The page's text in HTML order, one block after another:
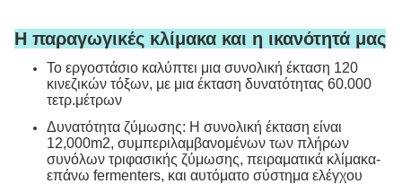
Η παραγωγικές κλίμακα και η ικανότητά μας
Το εργοστάσιο καλύπτει μια συνολική έκταση 120
κινεζικών τόξων, με μια έκταση δυνατότητας 60.000
τετρ.μέτρων
Δυνατότητα ζύμωσης: Η συνολική έκταση είναι
12,000m2, συμπεριλαμβανομένων των πλήρων
συνόλων τριφασικής ζύμωσης, πειραματικά κλίμακα-
επάνω fermenters, και αυτόματο σύστημα ελέγχου